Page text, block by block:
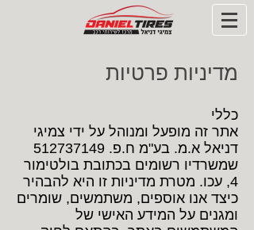
מדיניות פרטיות
כללי
אתר זה מופעל ומנוהל על ידי צמיגי
דניאל א.מ. בע"מ ח.פ. 512737149
שמשרדיו רשומים בכתובת בולטימור
4, עכו. מטרת מדיניות זו היא להבהיר
כיצד אנו אוספים, משתמשים, שומרים
ומגנים על המידע האישי של